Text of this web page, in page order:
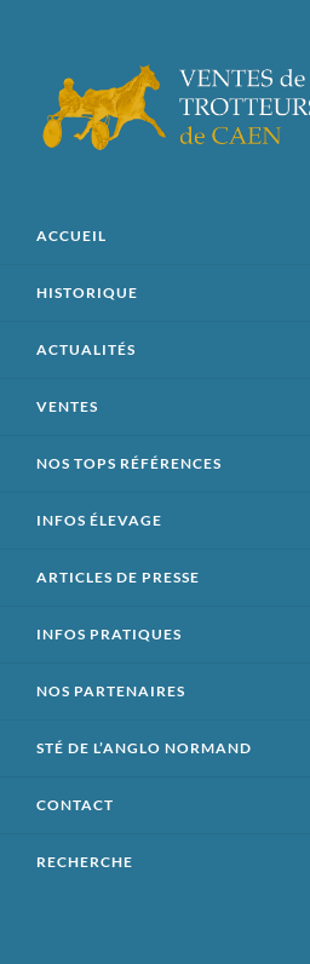
ACCUEIL
HISTORIQUE
ACTUALITÉS
VENTES
NOS TOPS RÉFÉRENCES
INFOS ÉLEVAGE
ARTICLES DE PRESSE
INFOS PRATIQUES
NOS PARTENAIRES
STÉ DE L’ANGLO NORMAND
CONTACT
RECHERCHE